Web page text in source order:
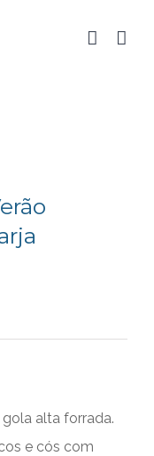
alta forrada.
e cós com
Saiba mais